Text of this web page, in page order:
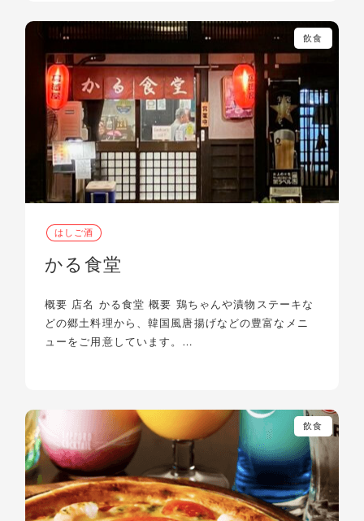
飲食
はしご酒
かる食堂
概要 店名 かる食堂 概要 鶏ちゃんや漬物ステーキな
どの郷土料理から、韓国風唐揚げなどの豊富なメニ
ューをご用意しています。…
飲食